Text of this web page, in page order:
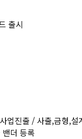
출시
업진출 / 사출,금형,설
밴더 등록